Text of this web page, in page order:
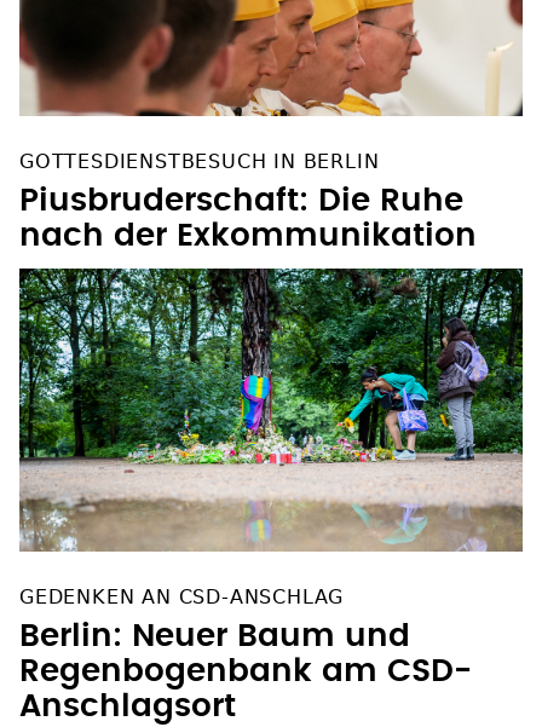
GOTTESDIENSTBESUCH IN BERLIN
Piusbruderschaft: Die Ruhe
nach der Exkommunikation
GEDENKEN AN CSD-ANSCHLAG
Berlin: Neuer Baum und
Regenbogenbank am CSD-
Anschlagsort